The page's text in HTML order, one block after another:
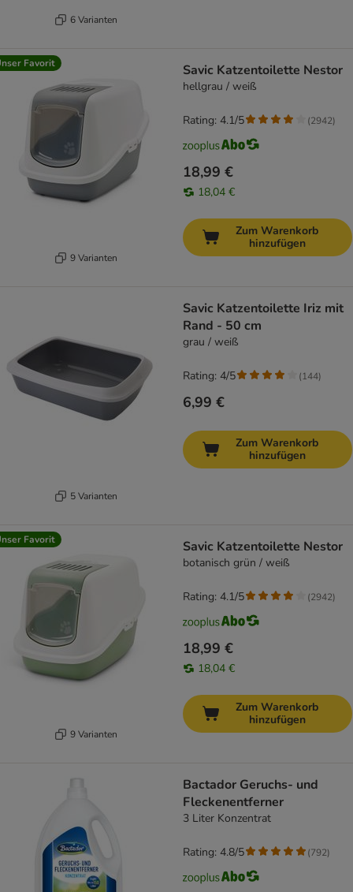
6 Varianten
Favorit
9 Varianten
Savic Katzentoilette Nestor
hellgrau / weiß
18,99 €
18,04 €
Rating: 4.1/5 (2942)
Zum Warenkorb
hinzufügen
5 Varianten
Savic Katzentoilette Iriz mit
Rand - 50 cm
grau / weiß
6,99 €
Rating: 4/5 (144)
Zum Warenkorb
hinzufügen
Favorit
9 Varianten
Savic Katzentoilette Nestor
botanisch grün / weiß
18,99 €
18,04 €
Rating: 4.1/5 (2942)
Zum Warenkorb
hinzufügen
Bactador Geruchs- und
Fleckenentferner
3 Liter Konzentrat
Rating: 4.8/5 (792)